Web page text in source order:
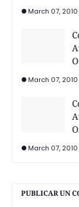
March 07, 2010
March 07, 2010
March 07, 2010
PUBLICAR UN